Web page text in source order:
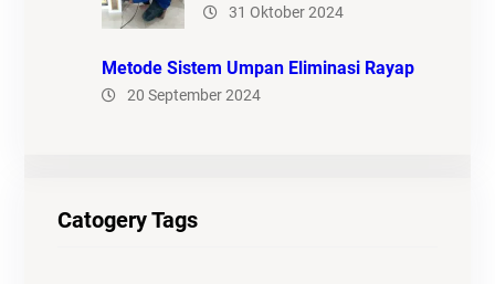
31 Oktober 2024
Metode Sistem Umpan Eliminasi Rayap
20 September 2024
Catogery Tags